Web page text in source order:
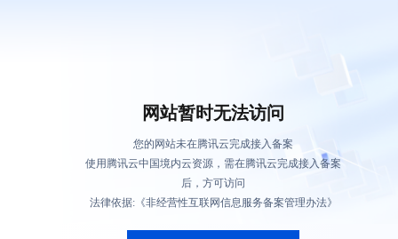
网站暂时无法访问
您的网站未在腾讯云完成接入备案
使用腾讯云中国境内云资源，需在腾讯云完成接入备案
后，方可访问
法律依据:《非经营性互联网信息服务备案管理办法》